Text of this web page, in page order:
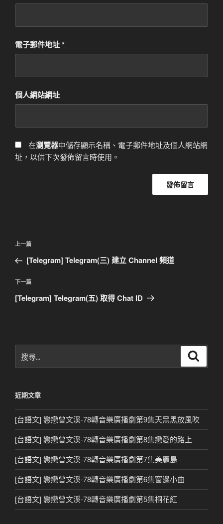
電子郵件地址*
個人網站網址
在瀏覽器中儲存顯示名稱、電子郵件地址及個人網站網
址，以供下次發佈留言時使用。
文
導
覽
上
一
文
章
上一篇
[Telegram] Telegram(三) 建立 Channel 頻道
下
一
下一篇
[Telegram] Telegram(五) 取得 Chat ID
尋
字:
近期文章
[台語文] 戀戀曾文溪-78轉音樂廣播劇第9集天黑黑放風吹
[台語文] 戀戀曾文溪-78轉音樂廣播劇第8集戀愛的路上
[台語文] 戀戀曾文溪-78轉音樂廣播劇第7集美麗島
[台語文] 戀戀曾文溪-78轉音樂廣播劇第6集窗邊小曲
[台語文] 戀戀曾文溪-78轉音樂廣播劇第5集桐花紅